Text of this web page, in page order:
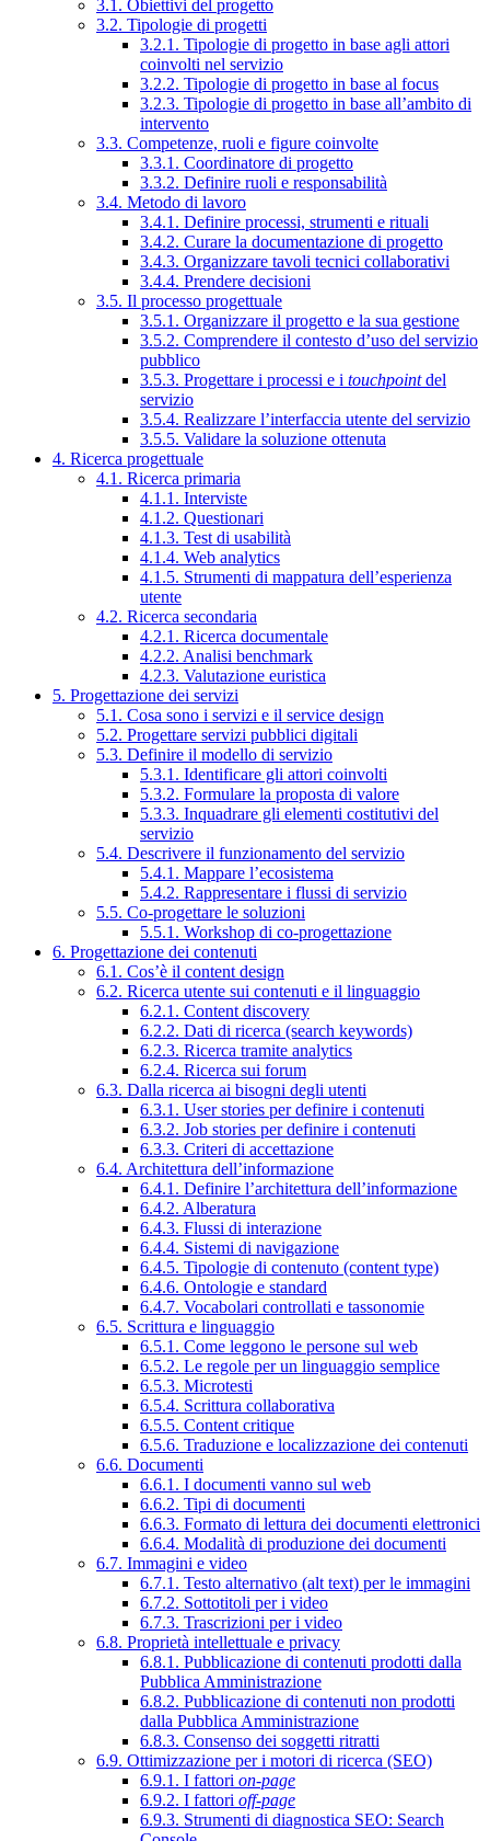
3.1. Obiettivi del progetto
3.2. Tipologie di progetti
3.2.1. Tipologie di progetto in base agli attori
coinvolti nel servizio
3.2.2. Tipologie di progetto in base al focus
3.2.3. Tipologie di progetto in base all’ambito di
intervento
3.3. Competenze, ruoli e figure coinvolte
3.3.1. Coordinatore di progetto
3.3.2. Definire ruoli e responsabilità
3.4. Metodo di lavoro
3.4.1. Definire processi, strumenti e rituali
3.4.2. Curare la documentazione di progetto
3.4.3. Organizzare tavoli tecnici collaborativi
3.4.4. Prendere decisioni
3.5. Il processo progettuale
3.5.1. Organizzare il progetto e la sua gestione
3.5.2. Comprendere il contesto d’uso del servizio
pubblico
3.5.3. Progettare i processi e i touchpointdel
servizio
3.5.4. Realizzare l’interfaccia utente del servizio
3.5.5. Validare la soluzione ottenuta
4. Ricerca progettuale
4.1. Ricerca primaria
4.1.1. Interviste
4.1.2. Questionari
4.1.3. Test di usabilità
4.1.4. Web analytics
4.1.5. Strumenti di mappatura dell’esperienza
utente
4.2. Ricerca secondaria
4.2.1. Ricerca documentale
4.2.2. Analisi benchmark
4.2.3. Valutazione euristica
5. Progettazione dei servizi
5.1. Cosa sono i servizi e il service design
5.2. Progettare servizi pubblici digitali
5.3. Definire il modello di servizio
5.3.1. Identificare gli attori coinvolti
5.3.2. Formulare la proposta di valore
5.3.3. Inquadrare gli elementi costitutivi del
servizio
5.4. Descrivere il funzionamento del servizio
5.4.1. Mappare l’ecosistema
5.4.2. Rappresentare i flussi di servizio
5.5. Co-progettare le soluzioni
5.5.1. Workshop di co-progettazione
6. Progettazione dei contenuti
6.1. Cos’è il content design
6.2. Ricerca utente sui contenuti e il linguaggio
6.2.1. Content discovery
6.2.2. Dati di ricerca (search keywords)
6.2.3. Ricerca tramite analytics
6.2.4. Ricerca sui forum
6.3. Dalla ricerca ai bisogni degli utenti
6.3.1. User stories per definire i contenuti
6.3.2. Job stories per definire i contenuti
6.3.3. Criteri di accettazione
6.4. Architettura dell’informazione
6.4.1. Definire l’architettura dell’informazione
6.4.2. Alberatura
6.4.3. Flussi di interazione
6.4.4. Sistemi di navigazione
6.4.5. Tipologie di contenuto (content type)
6.4.6. Ontologie e standard
6.4.7. Vocabolari controllati e tassonomie
6.5. Scrittura e linguaggio
6.5.1. Come leggono le persone sul web
6.5.2. Le regole per un linguaggio semplice
6.5.3. Microtesti
6.5.4. Scrittura collaborativa
6.5.5. Content critique
6.5.6. Traduzione e localizzazione dei contenuti
6.6. Documenti
6.6.1. I documenti vanno sul web
6.6.2. Tipi di documenti
6.6.3. Formato di lettura dei documenti elettronici
6.6.4. Modalità di produzione dei documenti
6.7. Immagini e video
6.7.1. Testo alternativo (alt text) per le immagini
6.7.2. Sottotitoli per i video
6.7.3. Trascrizioni per i video
6.8. Proprietà intellettuale e privacy
6.8.1. Pubblicazione di contenuti prodotti dalla
Pubblica Amministrazione
6.8.2. Pubblicazione di contenuti non prodotti
dalla Pubblica Amministrazione
6.8.3. Consenso dei soggetti ritratti
6.9. Ottimizzazione per i motori di ricerca (SEO)
6.9.1. I fattori on-page
6.9.2. I fattori off-page
6.9.3. Strumenti di diagnostica SEO: Search